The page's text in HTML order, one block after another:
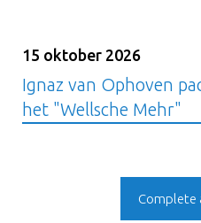
15 oktober 2026
Ignaz van Ophoven
het "Wellsche Mehr"
Complete